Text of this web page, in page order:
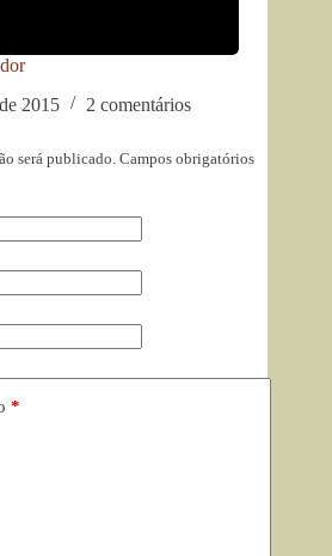
2015
2 comentários
será publicado. Campos obrigatórios
*